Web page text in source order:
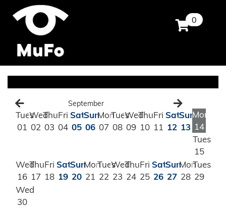
0
September
Tues
01
Wed
02
Thu
03
Fri
04
Sat
05
Sun
06
Mon
07
Tues
08
Wed
09
Thu
10
Fri
11
Sat
12
Sun
13
Mon
14
Tues
15
Wed
16
Thu
17
Fri
18
Sat
19
Sun
20
Mon
21
Tues
22
Wed
23
Thu
24
Fri
25
Sat
26
Sun
27
Mon
28
Tues
29
Wed
30